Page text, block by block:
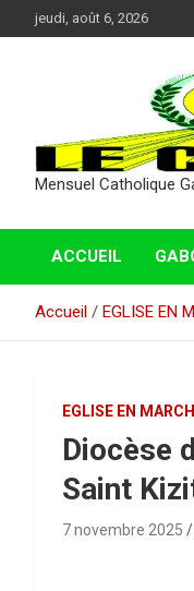
au
jeudi, août 6, 2026
Mensuel Catholique
ACCUEIL
Accueil EGLISE EN
EGLISE EN
Diocèse
Saint
7 novembre 2025